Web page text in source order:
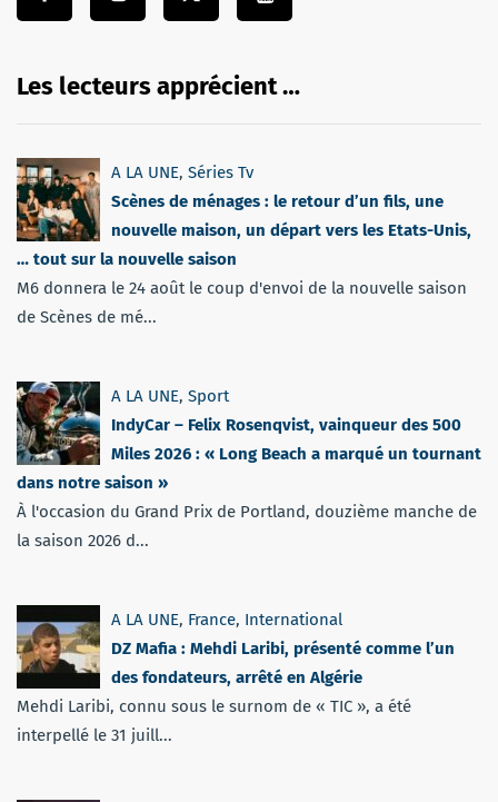
Les lecteurs apprécient …
A LA UNE, Séries Tv
Scènes de ménages : le retour d’un fils, une
nouvelle maison, un départ vers les Etats-Unis,
… tout sur la nouvelle saison
M6 donnera le 24 août le coup d'envoi de la nouvelle saison
de Scènes de mé...
A LA UNE, Sport
IndyCar – Felix Rosenqvist, vainqueur des 500
Miles 2026 : « Long Beach a marqué un tournant
dans notre saison »
À l'occasion du Grand Prix de Portland, douzième manche de
la saison 2026 d...
A LA UNE, France, International
DZ Mafia : Mehdi Laribi, présenté comme l’un
des fondateurs, arrêté en Algérie
Mehdi Laribi, connu sous le surnom de « TIC », a été
interpellé le 31 juill...